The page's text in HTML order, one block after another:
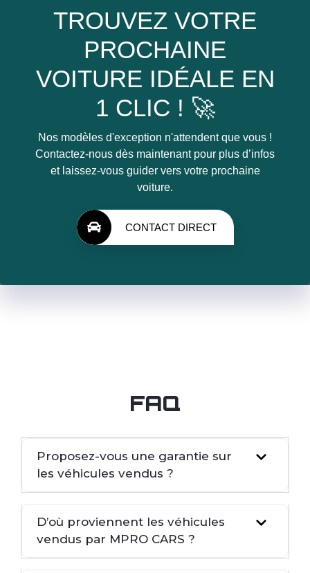
TROUVEZ VOTRE
PROCHAINE
VOITURE IDÉALE EN
1 CLIC ! 🚀
Nos modèles d'exception n'attendent que vous !
Contactez-nous dès maintenant pour plus d’infos
et laissez-vous guider vers votre prochaine
voiture.
CONTACT DIRECT
FAQ
Proposez-vous une garantie sur
les véhicules vendus ?
D’où proviennent les véhicules
vendus par MPRO CARS ?